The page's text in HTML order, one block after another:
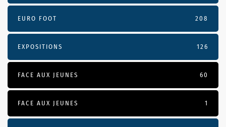
EURO FOOT 208
EXPOSITIONS 126
FACE AUX JEUNES 60
FACE AUX JEUNES 1